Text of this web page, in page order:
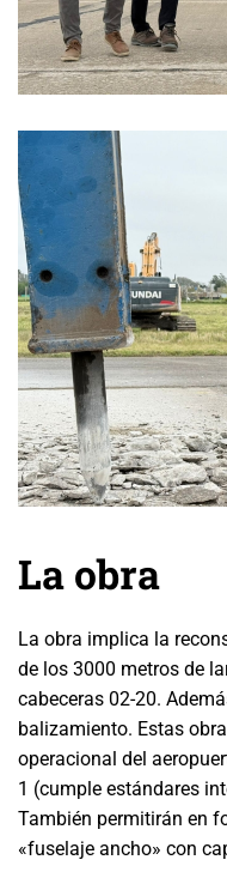
La obra
La obra implica la
de los 3000 metros de
cabeceras 02-20.
balizamiento. Estas
operacional del
1 (cumple estándares
También permitirán en
«fuselaje ancho» con